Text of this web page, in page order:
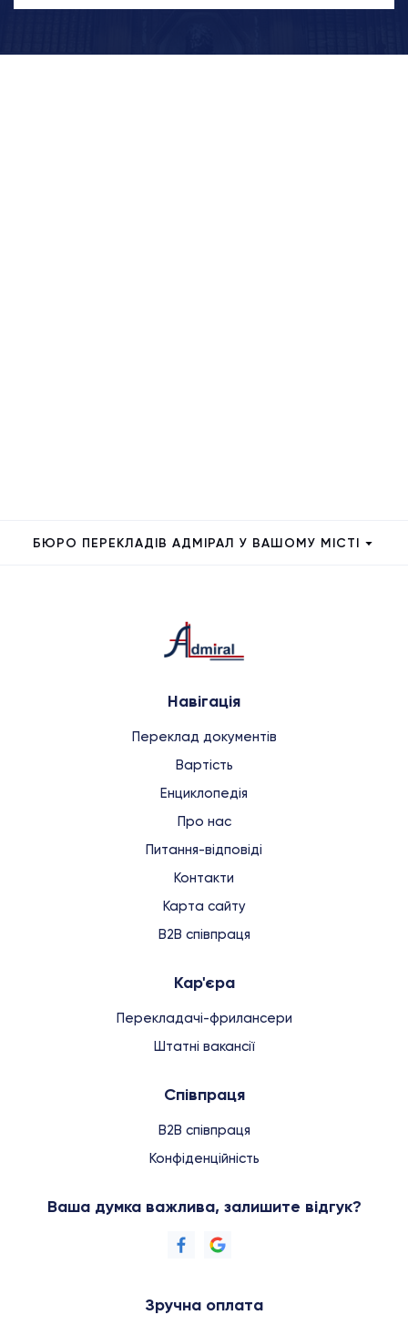
БЮРО ПЕРЕКЛАДІВ АДМІРАЛ У ВАШОМУ МІСТІ
Навігація
Переклад документів
Вартість
Енциклопедія
Про нас
Питання-відповіді
Контакти
Карта сайту
B2B співпраця
Кар'єра
Перекладачі-фрилансери
Штатні вакансії
Співпраця
B2B співпраця
Конфіденційність
Ваша думка важлива, залишите відгук?
Зручна оплата